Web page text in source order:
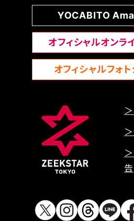
YOCABITO
オフィシャルオンラ
オフィシャルフォト
告